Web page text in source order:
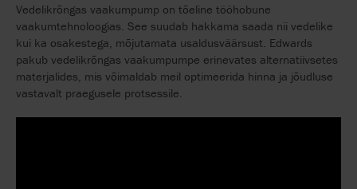
Vedelikrõngas vaakumpump on tõeline tööhobune
vaakumtehnoloogias. See suudab hakkama saada nii vedelike
kui ka osakestega, mõjutamata usaldusväärsust. Edwards
pakub vedelikrõngas vaakumpumpe erinevates alternatiivsetes
materjalides, mis võimaldab meil optimeerida hinna ja jõudluse
vastavalt praegusele protsessile.